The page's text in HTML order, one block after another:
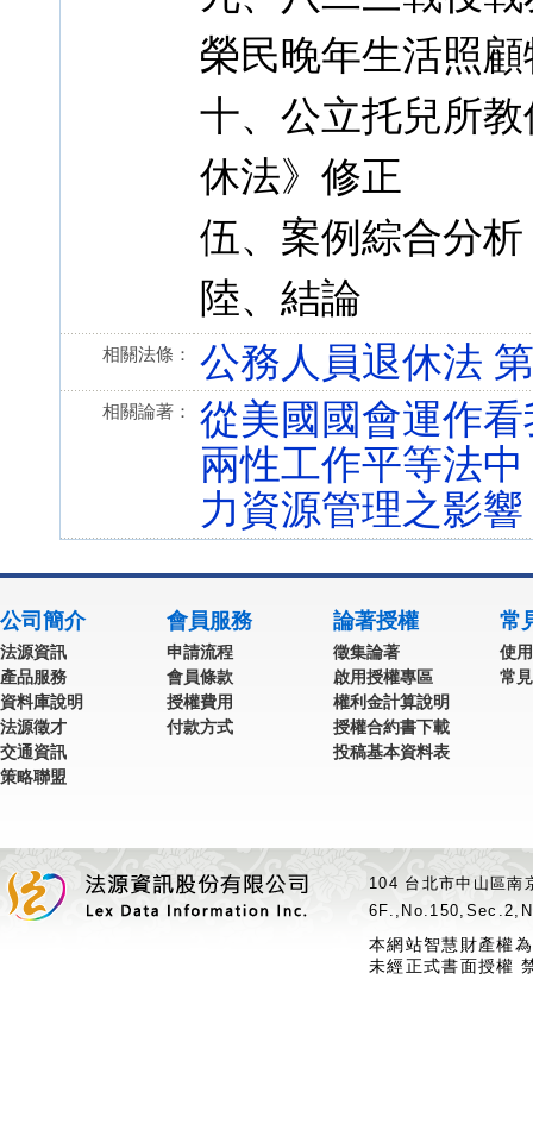
榮民晚年生活照
十、公立托兒所
休法》修正
伍、案例綜合分析
陸、結論
相關法條： 公務人員退休法
相關論著：
從美國國會運作
兩性工作平等法
力資源管理之影
公司簡介
法源資訊
產品服務
資料庫說明
法源徵才
交通資訊
策略聯盟
會員服務
申請流程
會員條款
授權費用
付款方式
論著授權
徵集論著
啟用授權專區
權利金計算說明
授權合約書下載
投稿基本資料表
常
使
常
104 台北市中山區
本網站智慧財產權
未經正式書面授權